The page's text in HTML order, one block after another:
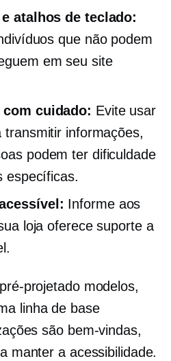
atalhos de teclado:
que não podem
em seu site
cuidado: Evite usar
informações,
podem ter dificuldade
específicas.
Informe aos
loja oferece suporte a
pré-projetadomodelos,
linha de base
são bem-vindas,
manter a acessibilidade.